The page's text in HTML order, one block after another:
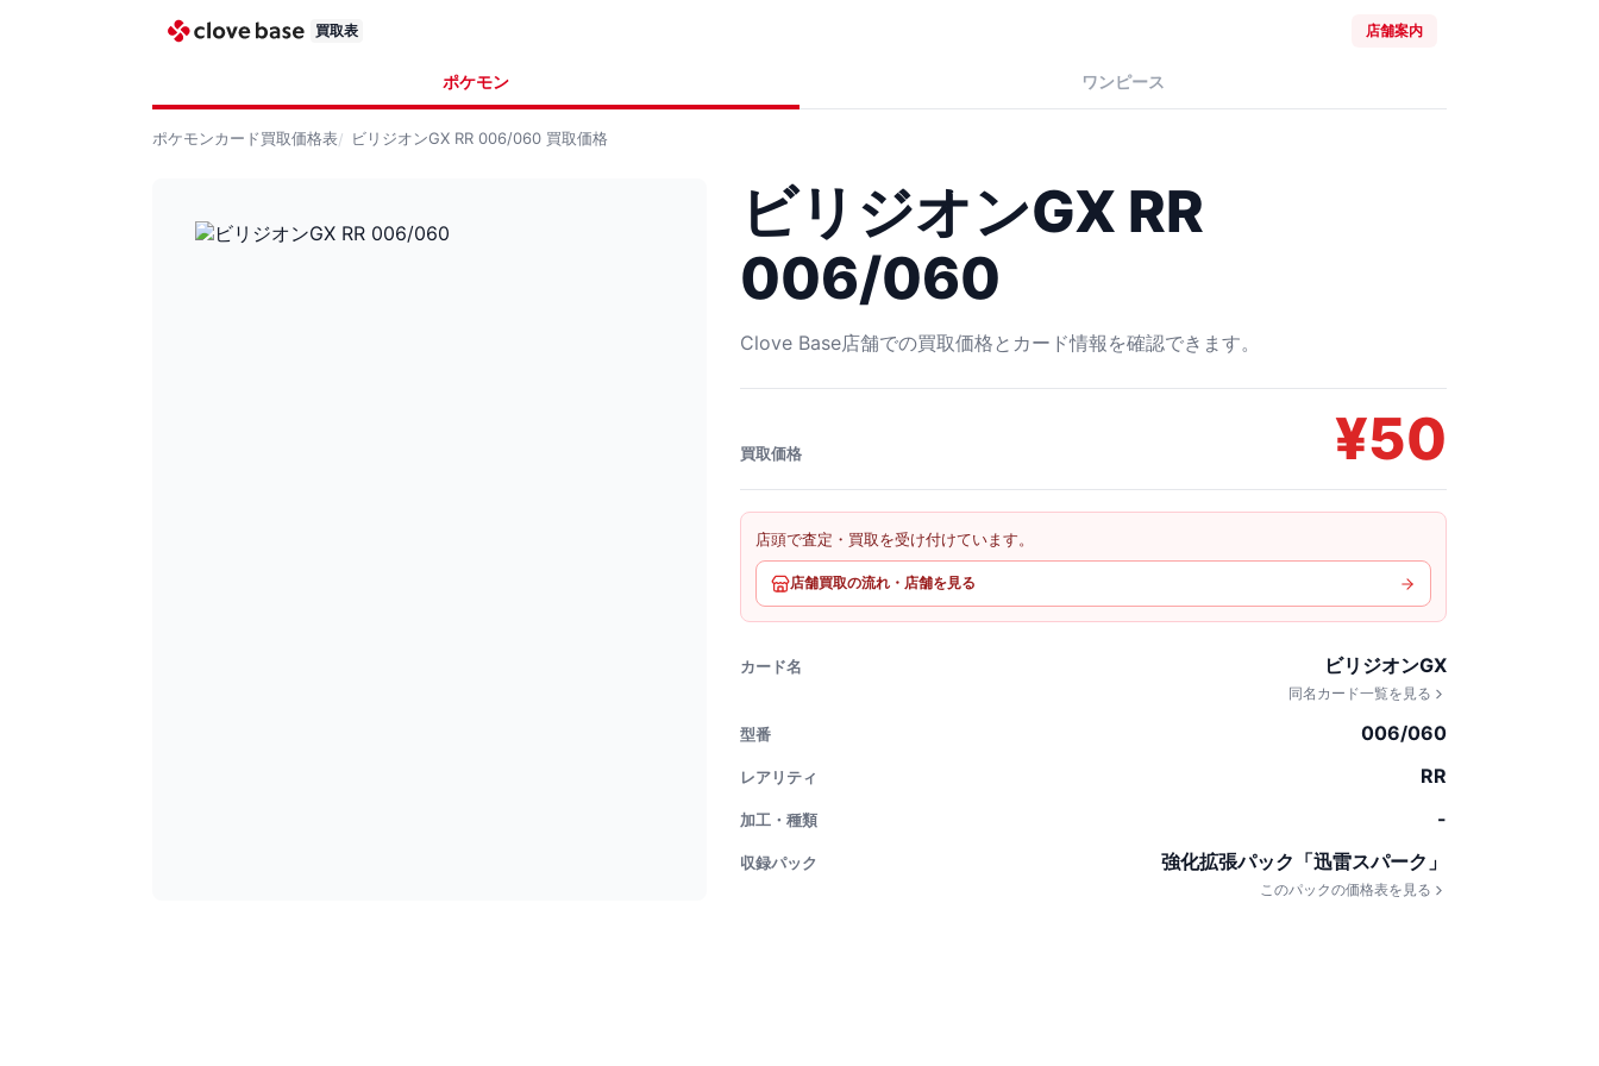
買取表 店舗案内
ポケモン ワンピース
ポケモンカード買取価格表 ビリジオンGX RR 006/060 買取価格
ビリジオンGX RR
006/060
Clove Base店舗での買取価格とカード情報を確認できます。
買取価格 ¥50
店頭で査定・買取を受け付けています。
店舗買取の流れ・店舗を見る
カード名 ビリジオンGX
同名カード一覧を見る
型番 006/060
レアリティ RR
加工・種類 -
収録パック 強化拡張パック「迅雷スパーク」
このパックの価格表を見る